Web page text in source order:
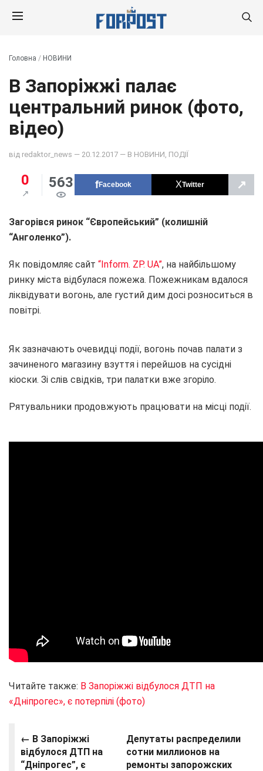
Головна / НОВИНИ
В Запоріжжі палає
центральний ринок (фото,
відео)
від redaktor_news — 20.12.2017 — В НОВИНИ ПОДІЇ
0 563 Facebook Twitter ↗
Загорівся ринок “Європейський” (колишній
“Анголенко”).
Як повідомляє сайт “Inform. ZP. UA”, на найбільшому
ринку міста відбулася пожежа. Пожежникам вдалося
ліквідувати вогонь, але густий дим досі розноситься в
повітрі.
Як зазначають очевидці події, вогонь почав палати з
зачиненого магазину взуття і перейшов на сусідні
кіоски. Зі слів свідків, три палатки вже згоріло.
Рятувальники продовжують працювати на місці події.
Читайте также: В Запоріжжі відбулося ДТП на
«Дніпрогес», є потерпілі (фото)
← В Запоріжжі
відбулося ДТП на
“Дніпрогес”, є
Депутаты распределили
сотни миллионов на
ремонты запорожских